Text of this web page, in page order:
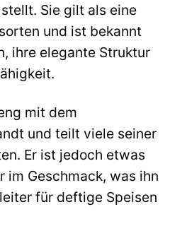
Sie gilt als eine
und ist bekannt
ihre elegante Struktur
mit dem
und teilt viele seiner
Er ist jedoch etwas
Geschmack, was ihn
für deftige Speisen